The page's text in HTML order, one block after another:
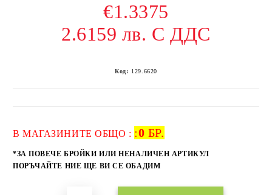
€1.3375
2.6159 лв. С ДДС
Код: 129.6620
В МАГАЗИНИТЕ ОБЩО : :0 БР.
*ЗА ПОВЕЧЕ БРОЙКИ ИЛИ НЕНАЛИЧЕН АРТИКУЛ
ПОРЪЧАЙТЕ НИЕ ЩЕ ВИ СЕ ОБАДИМ